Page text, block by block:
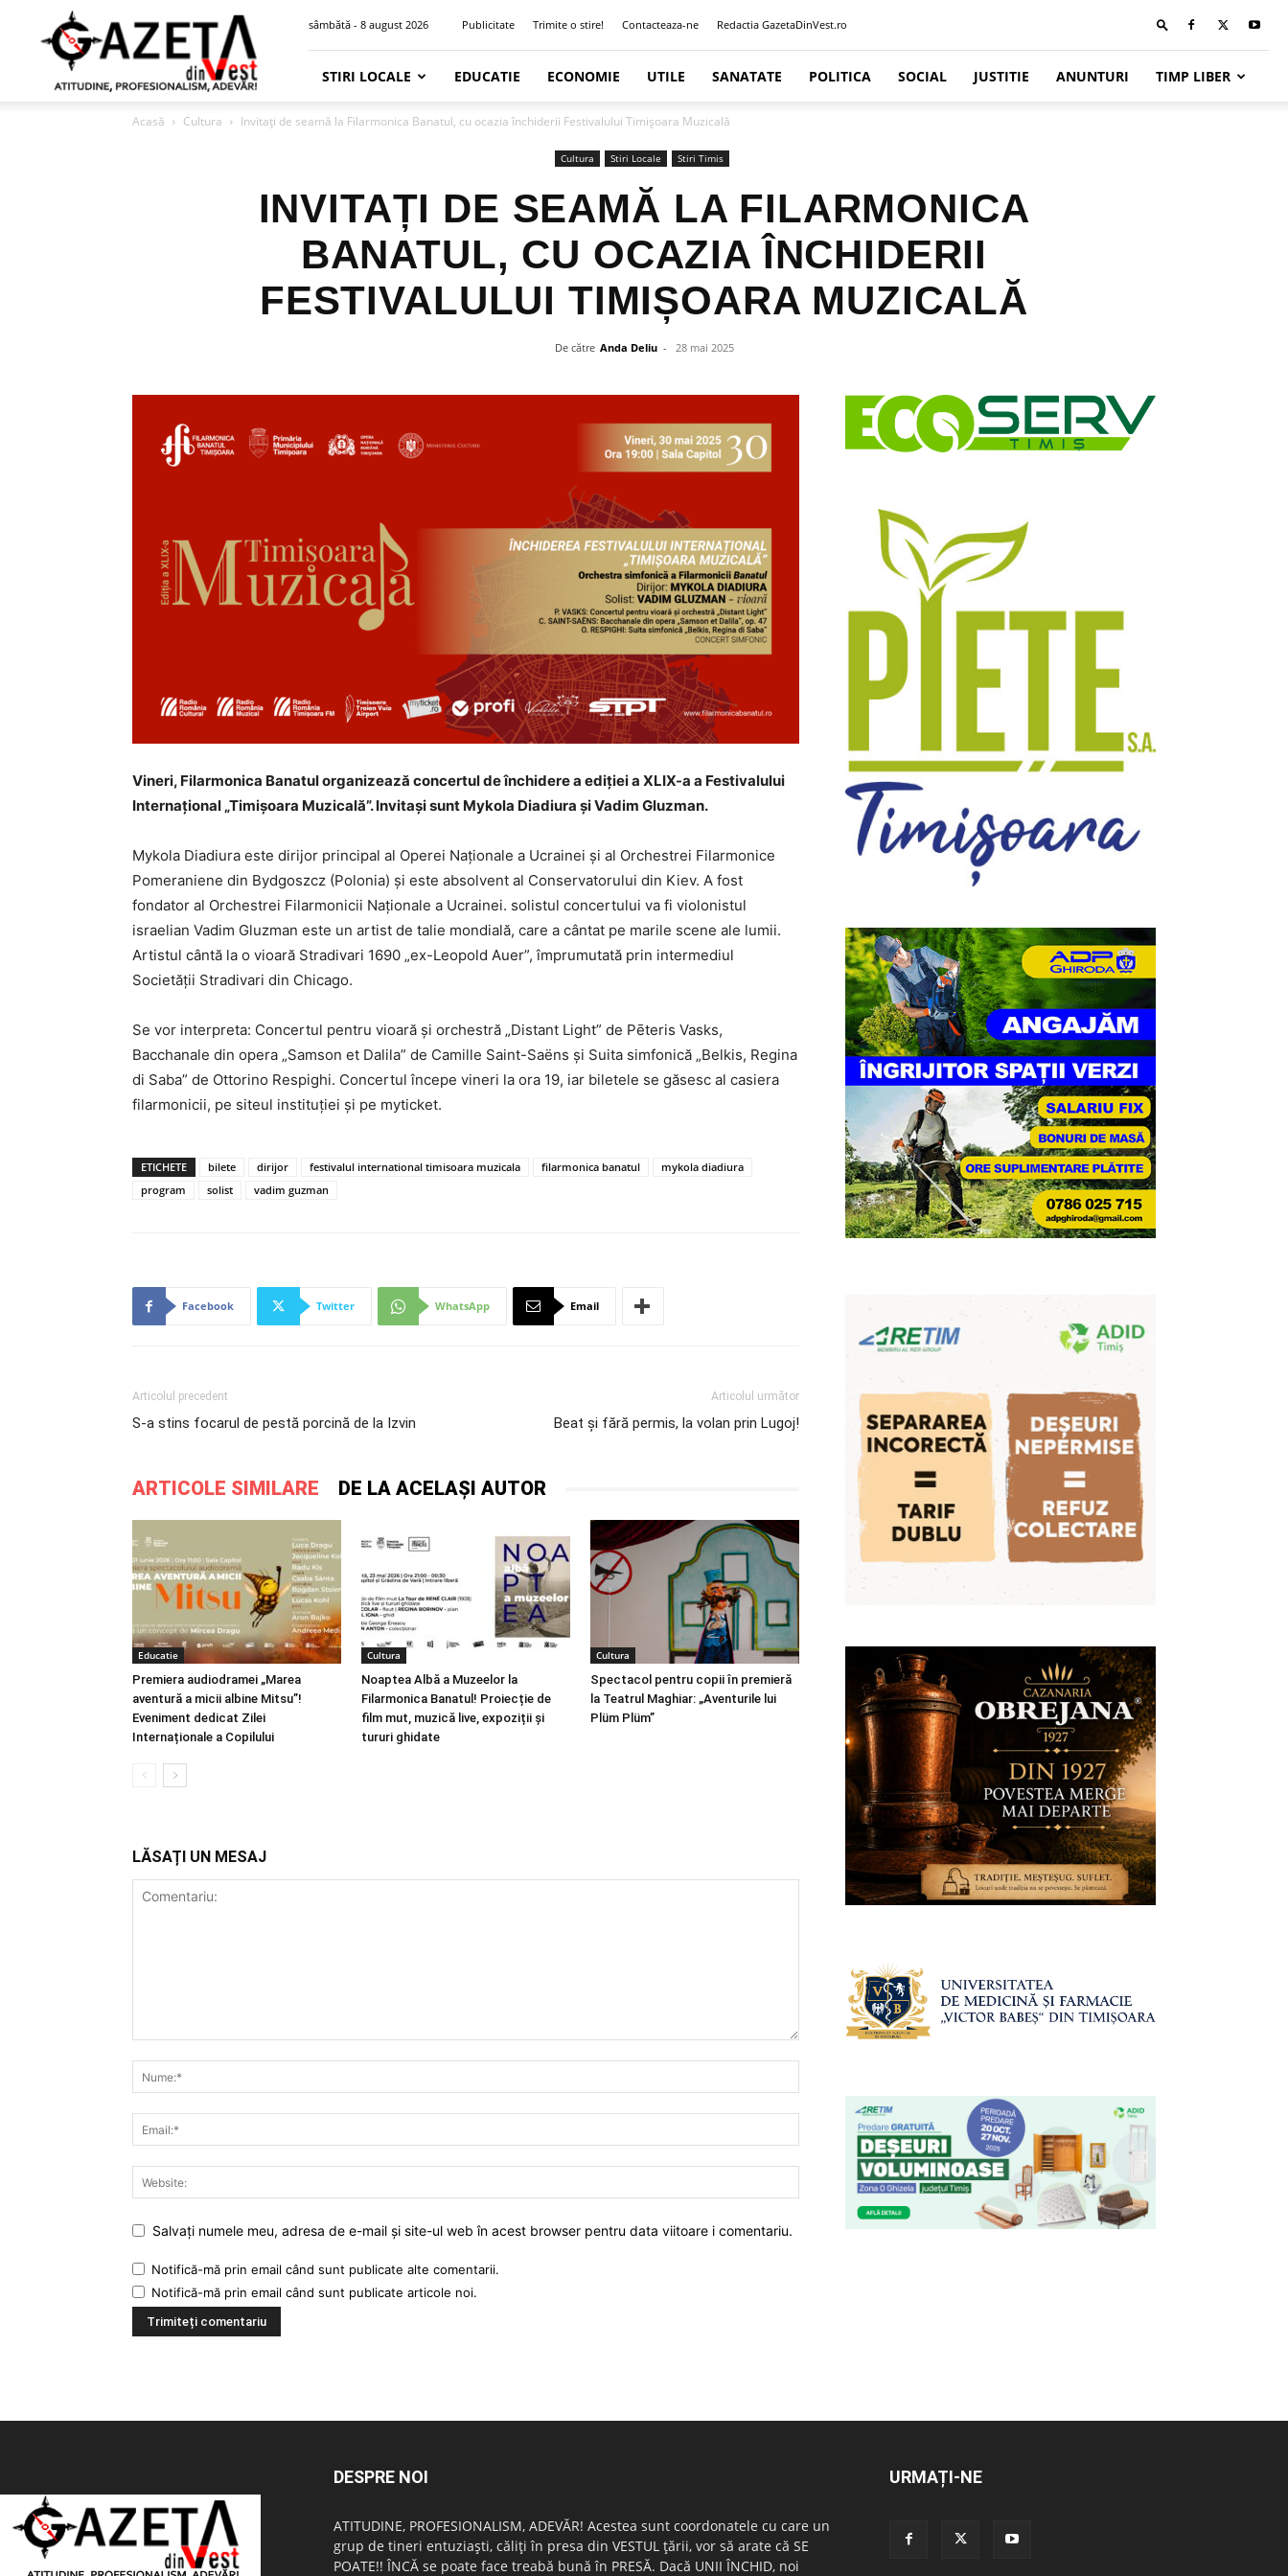
Gazeta
din
Vest
sâmbătă - 8 august 2026 Publicitate Trimite o stire! Contacteaza-ne Redactia GazetaDinVest.ro
STIRI LOCALE EDUCATIE ECONOMIE UTILE SANATATE POLITICA SOCIAL JUSTITIE ANUNTURI TIMP LIBER
Acasă Cultura Invitați de seamă la Filarmonica Banatul, cu ocazia închiderii Festivalului Timișoara Muzicală
Cultura Stiri Locale Stiri Timis
INVITAȚI DE SEAMĂ LA FILARMONICA
BANATUL, CU OCAZIA ÎNCHIDERII
FESTIVALULUI TIMIȘOARA MUZICALĂ
De către Anda Deliu - 28 mai 2025
Vineri, Filarmonica Banatul organizează concertul de închidere a ediției a XLIX-a a Festivalului
Internațional „Timișoara Muzicală”. Invitași sunt Mykola Diadiura și Vadim Gluzman.
Mykola Diadiura este dirijor principal al Operei Naționale a Ucrainei și al Orchestrei Filarmonice
Pomeraniene din Bydgoszcz (Polonia) și este absolvent al Conservatorului din Kiev. A fost
fondator al Orchestrei Filarmonicii Naționale a Ucrainei. solistul concertului va fi violonistul
israelian Vadim Gluzman este un artist de talie mondială, care a cântat pe marile scene ale lumii.
Artistul cântă la o vioară Stradivari 1690 „ex-Leopold Auer”, împrumutată prin intermediul
Societății Stradivari din Chicago.
Se vor interpreta: Concertul pentru vioară și orchestră „Distant Light” de Pēteris Vasks,
Bacchanale din opera „Samson et Dalila” de Camille Saint-Saëns și Suita simfonică „Belkis, Regina
di Saba” de Ottorino Respighi. Concertul începe vineri la ora 19, iar biletele se găsesc al casiera
filarmonicii, pe siteul instituției și pe myticket.
ETICHETE bilete dirijor festivalul international timisoara muzicala filarmonica banatul
mykola diadiura
program
solist vadim guzman
Facebook Twitter WhatsApp Email
Articolul precedent
S-a stins focarul de pestă porcină de la Izvin
Articolul următor
Beat și fără permis, la volan prin Lugoj!
ARTICOLE SIMILARE DE LA ACELAȘI AUTOR
Educatie
Premiera audiodramei „Marea
aventură a micii albine Mitsu”!
Eveniment dedicat Zilei
Internaționale a Copilului
Cultura
Noaptea Albă a Muzeelor la
Filarmonica Banatul! Proiecție de
film mut, muzică live, expoziții și
tururi ghidate
Cultura
Spectacol pentru copii în premieră
la Teatrul Maghiar: „Aventurile lui
Plüm Plüm”
LĂSAȚI UN MESAJ
Salvați numele meu, adresa de e-mail și site-ul web în acest browser pentru data viitoare i comentariu.
Notifică-mă prin email când sunt publicate alte comentarii.
Notifică-mă prin email când sunt publicate articole noi.
DESPRE NOI
ATITUDINE, PROFESIONALISM, ADEVĂR! Acestea sunt coordonatele cu care un
grup de tineri entuziaşti, căliţi în presa din VESTUL ţării, vor să arate că SE
POATE!! ÎNCĂ se poate face treabă bună în PRESĂ. Dacă UNII ÎNCHID, noi
URMAȚI-NE